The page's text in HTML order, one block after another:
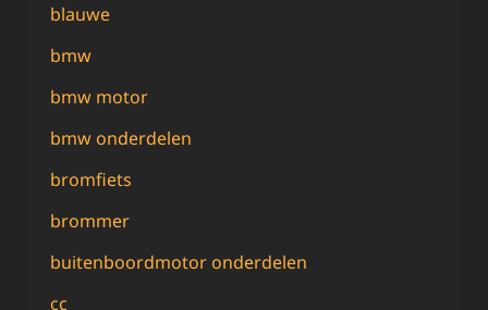
blauwe
bmw
bmw motor
bmw onderdelen
bromfiets
brommer
buitenboordmotor onderdelen
cc